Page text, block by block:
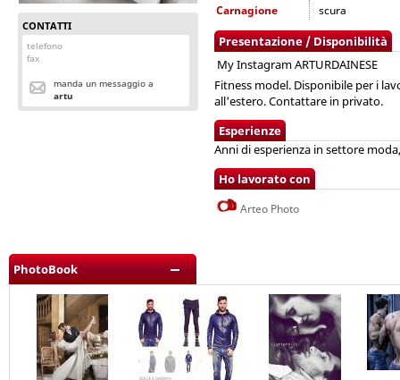
CONTATTI
telefono
fax
manda un messaggio a
artu
Carnagione
scura
Presentazione / Disponibilità
My Instagram ARTURDAINESE
Fitness model. Disponibile per i
all'estero. Contattare in privato.
Esperienze
Anni di esperienza in settore
Ho lavorato con
Arteo Photo
PhotoBook